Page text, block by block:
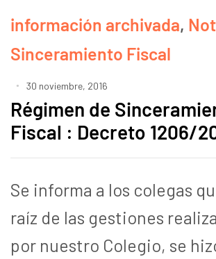
información archivada,
Sinceramiento Fiscal
30 noviembre, 2016
Régimen de
Fiscal : Decreto 1206/
Se informa a los colegas
raíz de las gestiones
por nuestro Colegio, se